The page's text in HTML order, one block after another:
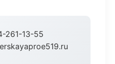
261-13-55